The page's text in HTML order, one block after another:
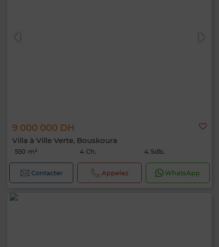
9 000 000 DH
Villa à Ville Verte, Bouskoura
550 m² 4 Ch. 4 Sdb.
Contacter Appelez WhatsApp